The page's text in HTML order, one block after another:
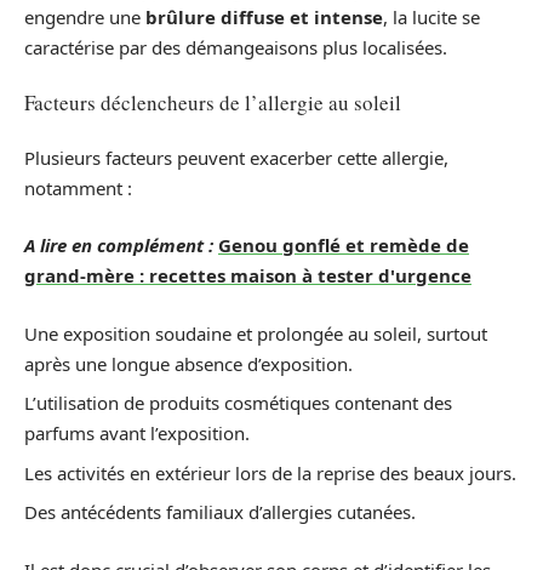
engendre une brûlure diffuse et intense, la lucite se
caractérise par des démangeaisons plus localisées.
Facteurs déclencheurs de l’allergie au soleil
Plusieurs facteurs peuvent exacerber cette allergie,
notamment :
A lire en complément : Genou gonflé et remède de
grand-mère : recettes maison à tester d'urgence
Une exposition soudaine et prolongée au soleil, surtout
après une longue absence d’exposition.
L’utilisation de produits cosmétiques contenant des
parfums avant l’exposition.
Les activités en extérieur lors de la reprise des beaux jours.
Des antécédents familiaux d’allergies cutanées.